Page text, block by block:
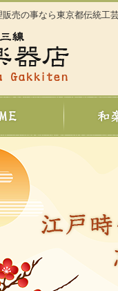
売の事なら東京都伝統工